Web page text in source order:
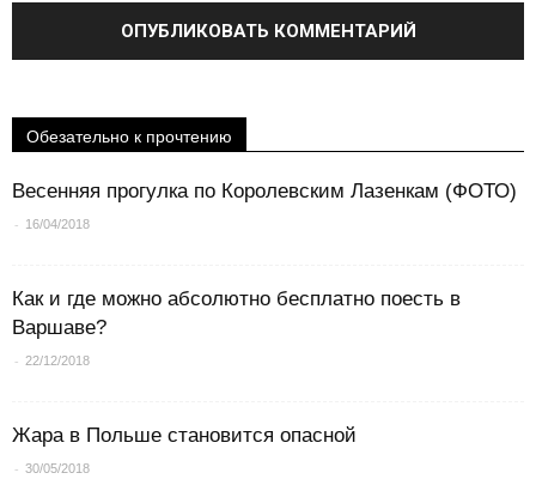
Обезательно к прочтению
Весенняя прогулка по Королевским Лазенкам (ФОТО)
- 16/04/2018
Как и где можно абсолютно бесплатно поесть в
Варшаве?
- 22/12/2018
Жара в Польше становится опасной
- 30/05/2018